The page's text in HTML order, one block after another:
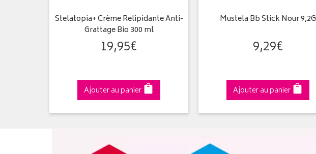
Stelatopia+ Crème Relipidante Anti-
Grattage Bio 300 ml
19,95€
Ajouter au panier
Mustela Bb Stick Nour 9,2G
9,29€
Ajouter au panier